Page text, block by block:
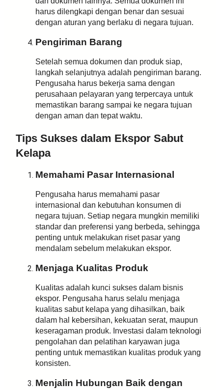
harus dilengkapi dengan benar dan sesuai
dengan aturan yang berlaku di negara tujuan.
Pengiriman Barang
Setelah semua dokumen dan produk siap,
langkah selanjutnya adalah pengiriman barang.
Pengusaha harus bekerja sama dengan
perusahaan pelayaran yang terpercaya untuk
memastikan barang sampai ke negara tujuan
dengan aman dan tepat waktu.
Tips Sukses dalam Ekspor Sabut
Kelapa
Memahami Pasar Internasional
Pengusaha harus memahami pasar
internasional dan kebutuhan konsumen di
negara tujuan. Setiap negara mungkin memiliki
standar dan preferensi yang berbeda, sehingga
penting untuk melakukan riset pasar yang
mendalam sebelum melakukan ekspor.
Menjaga Kualitas Produk
Kualitas adalah kunci sukses dalam bisnis
ekspor. Pengusaha harus selalu menjaga
kualitas sabut kelapa yang dihasilkan, baik
dalam hal kebersihan, kekuatan serat, maupun
keseragaman produk. Investasi dalam teknologi
pengolahan dan pelatihan karyawan juga
penting untuk memastikan kualitas produk yang
konsisten.
Menjalin Hubungan Baik dengan